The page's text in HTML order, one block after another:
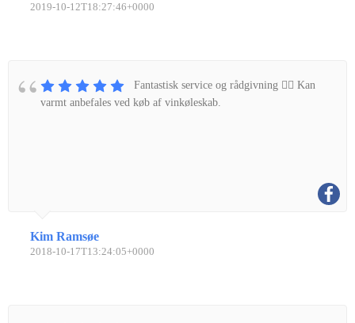
2019-10-12T18:27:46+0000
Fantastisk service og rådgivning 👌🏼 Kan
varmt anbefales ved køb af vinkøleskab.
Kim Ramsøe
2018-10-17T13:24:05+0000